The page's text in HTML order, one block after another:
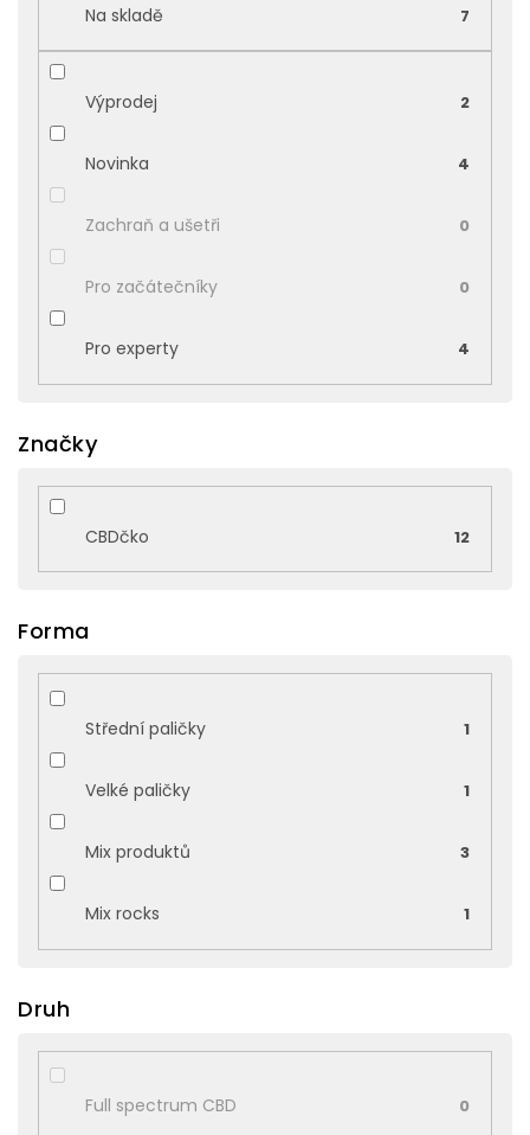
ů
Na skladě 7
Výprodej 2
Novinka 4
Zachraň a ušetři 0
Pro začátečníky 0
Pro experty 4
Značky
CBDčko 12
Forma
Střední paličky 1
Velké paličky 1
Mix produktů 3
Mix rocks 1
Druh
Full spectrum CBD 0